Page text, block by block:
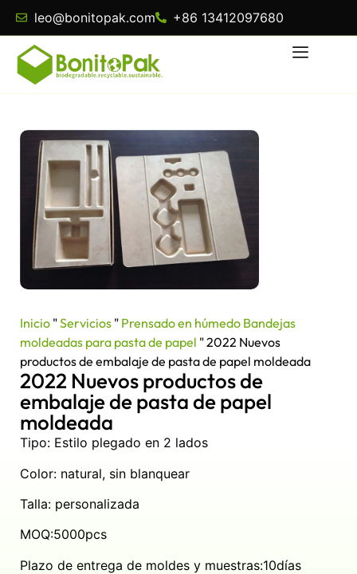
leo@bonitopak.com +86 13412097680
Inicio "Servicios " Prensado en húmedo Bandejas
moldeadas para pasta de papel "2022 Nuevos
productos de embalaje de pasta de papel moldeada
2022 Nuevos productos de
embalaje de pasta de papel
moldeada
Tipo: Estilo plegado en 2 lados
Color: natural, sin blanquear
Talla: personalizada
MOQ:5000pcs
Plazo de entrega de moldes y muestras:10días